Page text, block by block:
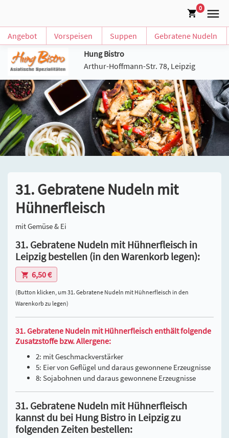
0
Angebot Vorspeisen Suppen
Gebratene Nudeln
Hung Bistro
Arthur-Hoffmann-Str. 78, Leipzig
31. Gebratene Nudeln mit
Hühnerfleisch
mit Gemüse & Ei
31. Gebratene Nudeln mit Hühnerfleisch in
Leipzig bestellen (in den Warenkorb legen):
6,50 €
(Button klicken, um 31. Gebratene Nudeln mit Hühnerfleisch in den
Warenkorb zu legen)
31. Gebratene Nudeln mit Hühnerfleisch enthält folgende
Zusatzstoffe bzw. Allergene:
2: mit Geschmackverstärker
5: Eier von Geflügel und daraus gewonnene Erzeugnisse
8: Sojabohnen und daraus gewonnene Erzeugnisse
31. Gebratene Nudeln mit Hühnerfleisch
kannst du bei Hung Bistro in Leipzig zu
folgenden Zeiten bestellen: